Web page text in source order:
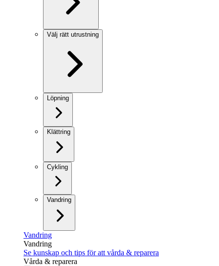
Välj rätt utrustning
Löpning
Klättring
Cykling
Vandring
Vandring
Vandring
Se kunskap och tips för att vårda & reparera
Vårda & reparera